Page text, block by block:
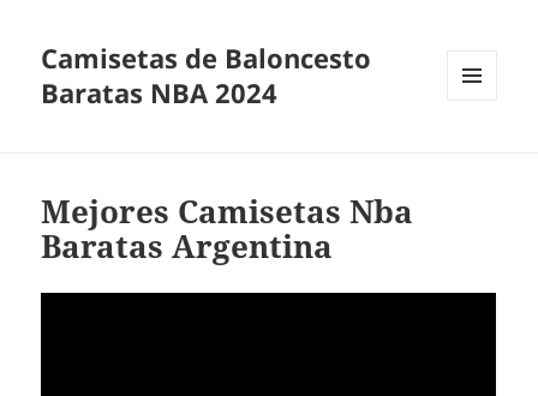
Camisetas de Baloncesto
Baratas NBA 2024
Mejores Camisetas Nba
Baratas Argentina